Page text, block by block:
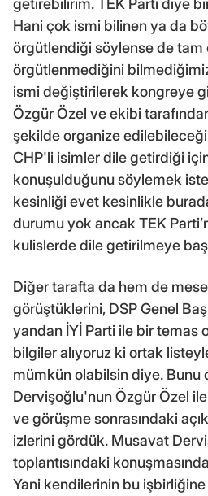
getirebilirim. TEK Parti diye
Hani çok ismi bilinen ya da
örgütlendiği söylense de tam
örgütlenmediğini
ismi değiştirilerek kongreye
Özgür Özel ve ekibi
şekilde organize
CHP'li isimler dile getirdiği
konuşulduğunu söylemek
kesinliği evet kesinlikle
durumu yok ancak TEK
kulislerde dile getirilmeye
Diğer tarafta da hem de
görüştüklerini, DSP Genel
yandan İYİ Parti ile bir temas
bilgiler alıyoruz ki ortak
mümkün olabilsin diye. Bunu
Dervişoğlu'nun Özgür Özel
ve görüşme sonrasındaki
izlerini gördük. Musavat
toplantısındaki
Yani kendilerinin bu